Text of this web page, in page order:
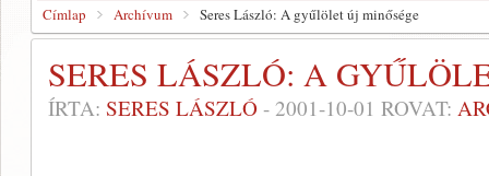
Címlap Archívum Seres László: A gyűlölet új minősége
SERES LÁSZLÓ: A
ÍRTA: SERES LÁSZLÓ - 2001-10-01 ROVAT: